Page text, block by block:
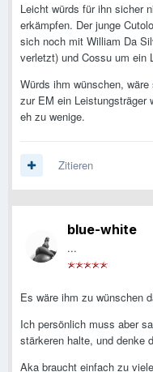
Leicht würds für ihn sicher
erkämpfen. Der junge
sich noch mit William Da
verletzt) und Cossu um ein
Würds ihm wünschen,
zur EM ein Leistungsträger
eh zu wenige.
Zitieren
blue-white
...
Es wäre ihm zu wünschen
Ich persönlich muss aber
stärkeren halte, und denke
Aka braucht einfach zu